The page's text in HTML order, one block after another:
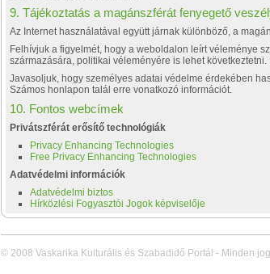
9. Tájékoztatás a magánszférát fenyegető
Az Internet használatával együtt járnak különböző, a
Felhívjuk a figyelmét, hogy a weboldalon leírt véleménye
származására, politikai véleményére is lehet
Javasoljuk, hogy személyes adatai védelme érdekében
Számos honlapon talál erre vonatkozó információt.
10. Fontos webcímek
Privátszférát erősítő technológiák
Privacy Enhancing Technologies
Free Privacy Enhancing Technologies
Adatvédelmi információk
Adatvédelmi biztos
Hírközlési Fogyasztói Jogok képviselője
© 2008 Vaskarika Kulturális és Szabadidő Portál - Minden